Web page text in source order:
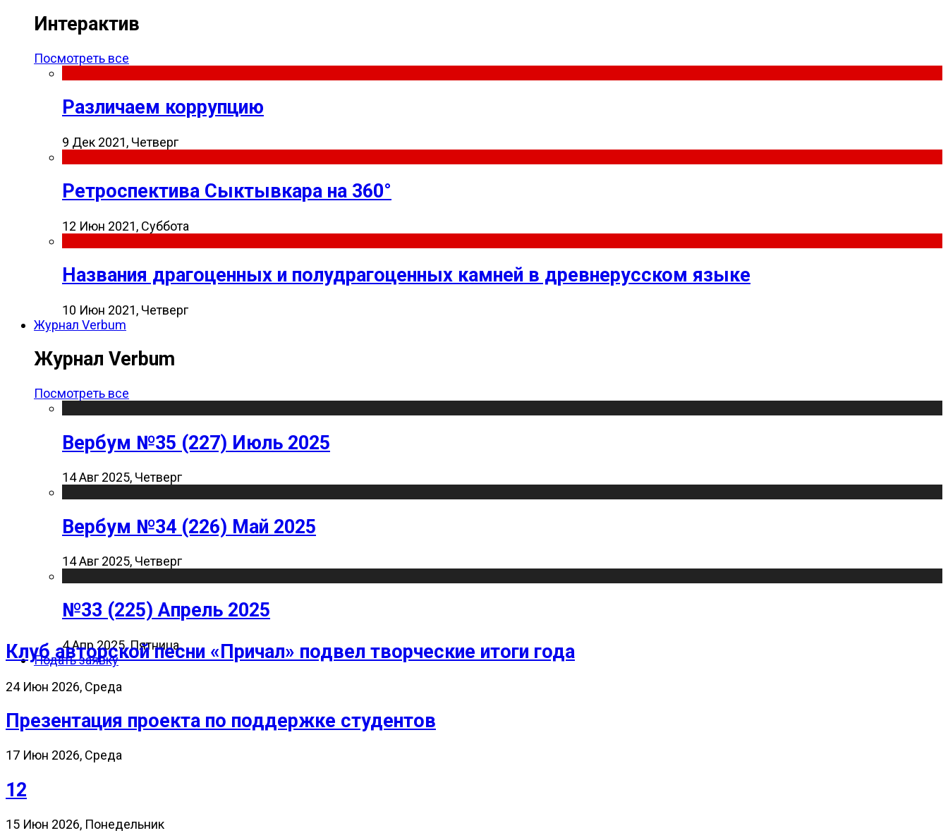
Интерактив
Посмотреть все
Различаем коррупцию
9 Дек 2021, Четверг
Ретроспектива Сыктывкара на 360°
12 Июн 2021, Суббота
Названия драгоценных и полудрагоценных камней в древнерусском языке
10 Июн 2021, Четверг
Журнал Verbum
Журнал Verbum
Посмотреть все
Вербум №35 (227) Июль 2025
14 Авг 2025, Четверг
Вербум №34 (226) Май 2025
14 Авг 2025, Четверг
№33 (225) Апрель 2025
4 Апр 2025, Пятница
Подать заявку
Клуб авторской песни «Причал» подвел творческие итоги года
24 Июн 2026, Среда
Презентация проекта по поддержке студентов
17 Июн 2026, Среда
12
15 Июн 2026, Понедельник